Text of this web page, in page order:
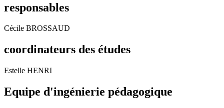
responsables
Cécile BROSSAUD
coordinateurs des études
Estelle HENRI
Equipe d'ingénierie pédagogique